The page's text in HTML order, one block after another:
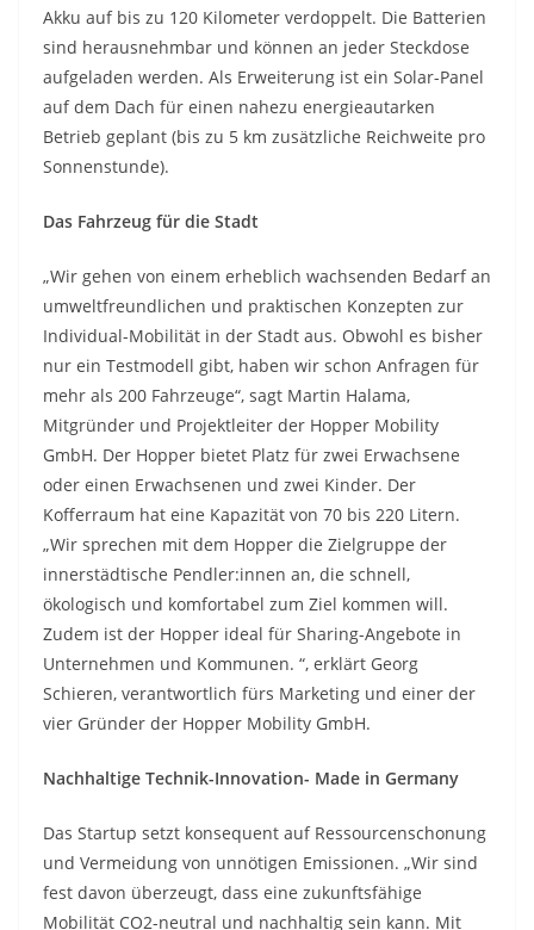
Akku auf bis zu 120 Kilometer verdoppelt. Die Batterien
sind herausnehmbar und können an jeder Steckdose
aufgeladen werden. Als Erweiterung ist ein Solar-Panel
auf dem Dach für einen nahezu energieautarken
Betrieb geplant (bis zu 5 km zusätzliche Reichweite pro
Sonnenstunde).
Das Fahrzeug für die Stadt
„Wir gehen von einem erheblich wachsenden Bedarf an
umweltfreundlichen und praktischen Konzepten zur
Individual-Mobilität in der Stadt aus. Obwohl es bisher
nur ein Testmodell gibt, haben wir schon Anfragen für
mehr als 200 Fahrzeuge“, sagt Martin Halama,
Mitgründer und Projektleiter der Hopper Mobility
GmbH. Der Hopper bietet Platz für zwei Erwachsene
oder einen Erwachsenen und zwei Kinder. Der
Kofferraum hat eine Kapazität von 70 bis 220 Litern.
„Wir sprechen mit dem Hopper die Zielgruppe der
innerstädtische Pendler:innen an, die schnell,
ökologisch und komfortabel zum Ziel kommen will.
Zudem ist der Hopper ideal für Sharing-Angebote in
Unternehmen und Kommunen. “, erklärt Georg
Schieren, verantwortlich fürs Marketing und einer der
vier Gründer der Hopper Mobility GmbH.
Nachhaltige Technik-Innovation- Made in Germany
Das Startup setzt konsequent auf Ressourcenschonung
und Vermeidung von unnötigen Emissionen. „Wir sind
fest davon überzeugt, dass eine zukunftsfähige
Mobilität CO2-neutral und nachhaltig sein kann. Mit